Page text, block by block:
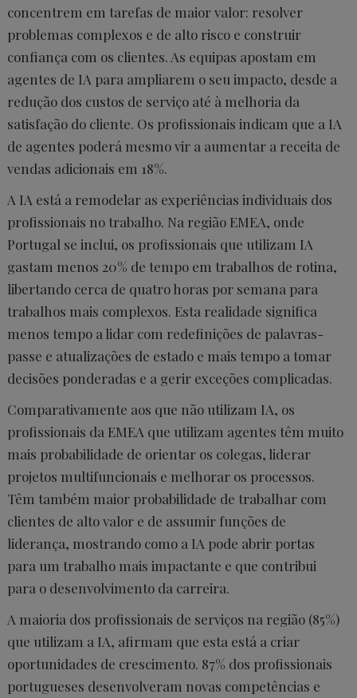
concentrem em tarefas de maior valor: resolver
problemas complexos e de alto risco e construir
confiança com os clientes. As equipas apostam em
agentes de IA para ampliarem o seu impacto, desde a
redução dos custos de serviço até à melhoria da
satisfação do cliente. Os profissionais indicam que a IA
de agentes poderá mesmo vir a aumentar a receita de
vendas adicionais em 18%.
A IA está a remodelar as experiências individuais dos
profissionais no trabalho. Na região EMEA, onde
Portugal se inclui, os profissionais que utilizam IA
gastam menos 20% de tempo em trabalhos de rotina,
libertando cerca de quatro horas por semana para
trabalhos mais complexos. Esta realidade significa
menos tempo a lidar com redefinições de palavras-
passe e atualizações de estado e mais tempo a tomar
decisões ponderadas e a gerir exceções complicadas.
Comparativamente aos que não utilizam IA, os
profissionais da EMEA que utilizam agentes têm muito
mais probabilidade de orientar os colegas, liderar
projetos multifuncionais e melhorar os processos.
Têm também maior probabilidade de trabalhar com
clientes de alto valor e de assumir funções de
liderança, mostrando como a IA pode abrir portas
para um trabalho mais impactante e que contribui
para o desenvolvimento da carreira.
A maioria dos profissionais de serviços na região (85%)
que utilizam a IA, afirmam que esta está a criar
oportunidades de crescimento. 87% dos profissionais
portugueses desenvolveram novas competências e